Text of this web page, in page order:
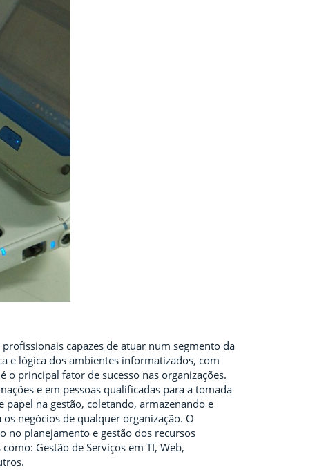
capazes de atuar num segmento da
e lógica dos ambientes informatizados, com
o principal fator de sucesso nas organizações.
e em pessoas qualificadas para a tomada
na gestão, coletando, armazenando e
negócios de qualquer organização. O
no planejamento e gestão dos recursos
Gestão de Serviços em TI, Web,